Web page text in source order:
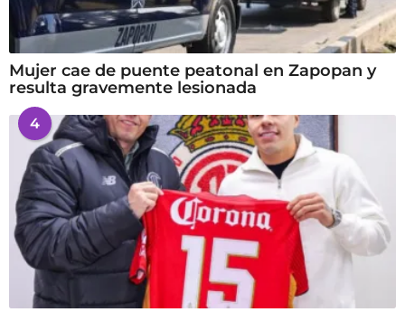
Mujer cae de puente peatonal en Zapopan y
resulta gravemente lesionada
4